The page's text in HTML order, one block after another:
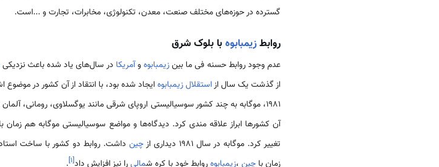
گسترده در حوزه‌های مختلف صنعت، معدن، تکنولوژی، مخابرات، تجارت و ...است.
روابطزیمبابوهبا بلوک شرق
عدم وجود روابط حسنه فی ما بینزیمبابوهوآمریکا در سال‌های یاد شده باعث نزدیکی
از گذشت یک سال ازاستقلال زیمبابوهایجاد شده بود، با انتقاد از آن کشور در
1981، موگابه به چند کشور سوسیالیستی اروپای شرقی مانند یوگسلاوی، رومانی،
تغییر کرد. موگابه در سال 1981 دیداری از
چین داشت. روابط دو کشور با ساخت
زمان با چین ،زیمبابوهروابط خود با کره شمالیرا نیز افزایش داد[۱]
.